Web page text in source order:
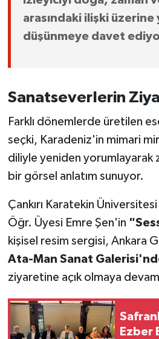
arasındaki ilişki üzerine
düşünmeye davet
Sanatseverlerin
Farklı dönemlerde üretilen
seçki, Karadeniz'in mimari
diliyle yeniden yorumlayarak
bir görsel anlatım sunuyor.
Çankırı Karatekin
Öğr. Üyesi Emre Şen'in
kişisel resim sergisi, Ankara
Ata-Man Sanat
ziyaretine açık olmaya
Ezber